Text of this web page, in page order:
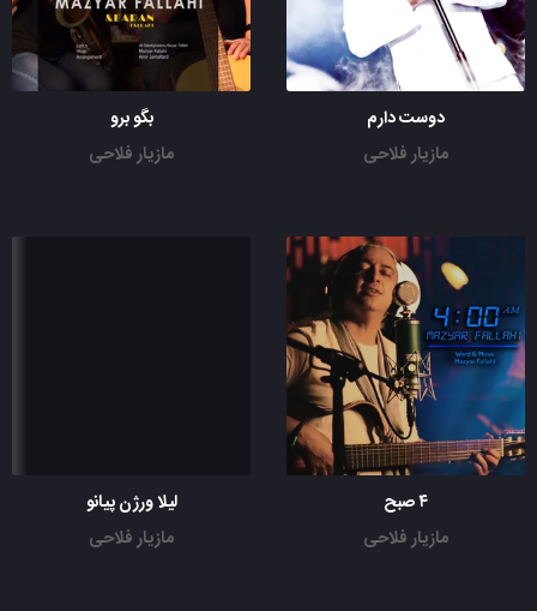
دوست دارم
مازیار فلاحی
بگو برو
مازیار فلاحی
۴ صبح
مازیار فلاحی
لیلا ورژن پیانو
مازیار فلاحی